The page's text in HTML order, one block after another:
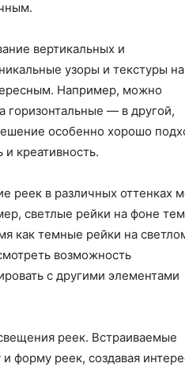
вертикальных и
узоры и текстуры на
Например, можно
горизонтальные — в другой,
особенно хорошо
креативность.
реек в различных оттенках
светлые рейки на фоне
как темные рейки на
возможность
с другими элементами
реек. Встраиваемые
форму реек, создавая